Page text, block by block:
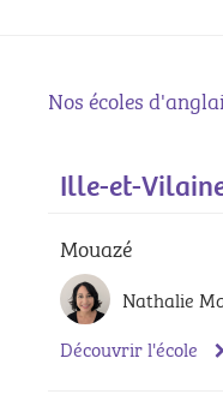
Nos écoles
Ille-et-
Mouazé
Nathalie
Découvrir l'école